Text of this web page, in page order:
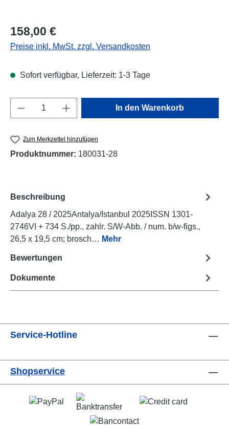
Regulärer Preis:
158,00 €
Preise inkl. MwSt. zzgl. Versandkosten
Sofort verfügbar, Lieferzeit: 1-3 Tage
Produkt Anzahl: Gib den gewünschten
In den Warenkorb
Zum Merkzettel hinzufügen
Produktnummer: 180031-28
Beschreibung
Adalya 28 / 2025Antalya/Istanbul 2025ISSN 1301-
2746VI + 734 S./pp., zahlr. S/W-Abb. / num. b/w-figs.,
26,5 x 19,5 cm; brosch… Mehr
Bewertungen
Dokumente
Service-Hotline
Shopservice